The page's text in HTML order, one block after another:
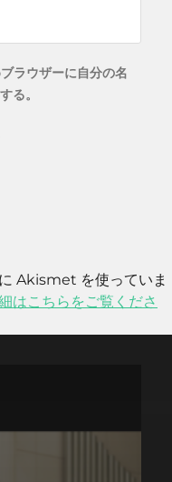
ラウザーに自分の名
る。
Akismet を使っていま
はこちらをご覧くださ